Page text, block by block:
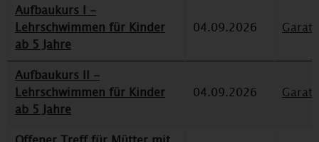
Aufbaukurs I -
Lehrschwimmen für Kinder
ab 5 Jahre
04.09.2026 Garath
Aufbaukurs II -
Lehrschwimmen für Kinder
ab 5 Jahre
04.09.2026 Garath